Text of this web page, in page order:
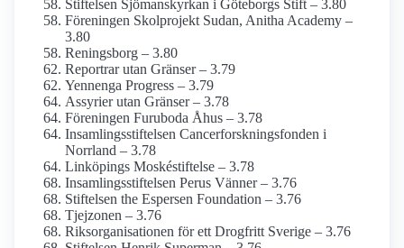
Stiftelsen Sjömanskyrkan i Göteborgs Stift – 3.80
Föreningen Skolprojekt Sudan, Anitha Academy –
3.80
Reningsborg – 3.80
Reportrar utan Gränser – 3.79
Yennenga Progress – 3.79
Assyrier utan Gränser – 3.78
Föreningen Furuboda Åhus – 3.78
Insamlings­stiftelsen Cancerforsknings­fonden i
Norrland – 3.78
Linköpings Moskéstiftelse – 3.78
Insamlings­stiftelsen Perus Vänner – 3.76
Stiftelsen the Espersen Foundation – 3.76
Tjejzonen – 3.76
Riks­organisationen för ett Drogfritt Sverige – 3.76